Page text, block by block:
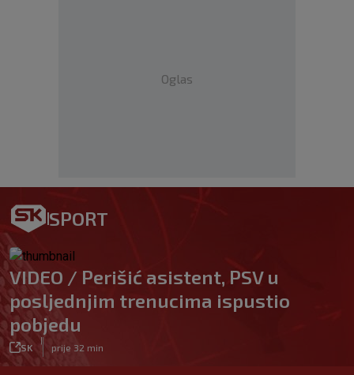
Oglas
SPORT
VIDEO / Perišić asistent, PSV u
posljednjim trenucima ispustio
pobjedu
SK prije 32 min